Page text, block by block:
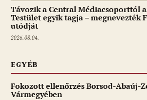
Távozik a Central Médiacsoporttól
Testület egyik tagja – megnevezték
utódját
2026.08.04.
EGYÉB
Fokozott ellenőrzés Borsod-Abaúj-
Vármegyében